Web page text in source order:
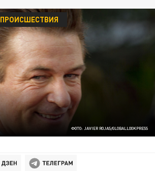
ФОТО: JAVIER ROJAS/GLOBALLOOKPRESS
ПРОИСШЕСТВИЯ